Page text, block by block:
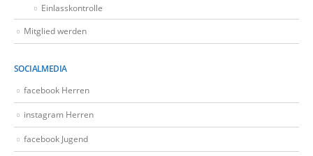
Einlasskontrolle
Mitglied werden
SOCIALMEDIA
facebook Herren
instagram Herren
facebook Jugend